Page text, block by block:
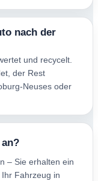
nach der
und recycelt.
der Rest
Neuses oder
– Sie erhalten ein
Fahrzeug in